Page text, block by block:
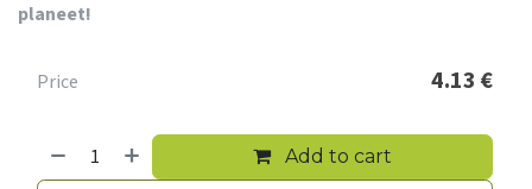
planeet!
Add to cart
Price 4.13 €